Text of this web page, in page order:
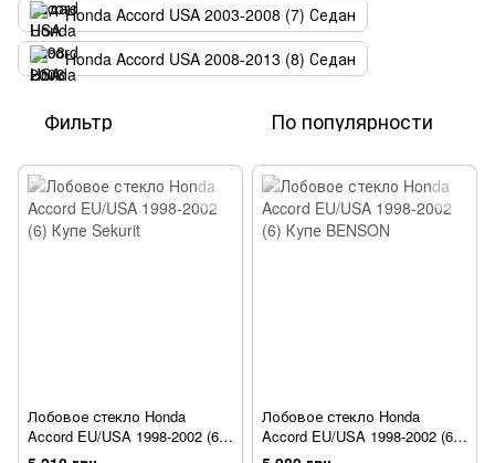
Honda Accord USA 2003-2008 (7) Седан
Honda Accord USA 2008-2013 (8) Седан
Фильтр По популярности
Лобовое стекло Honda
Accord EU/USA 1998-2002 (6)
Купе Sekurit
Лобовое стекло Honda
Accord EU/USA 1998-2002 (6)
Купе BENSON